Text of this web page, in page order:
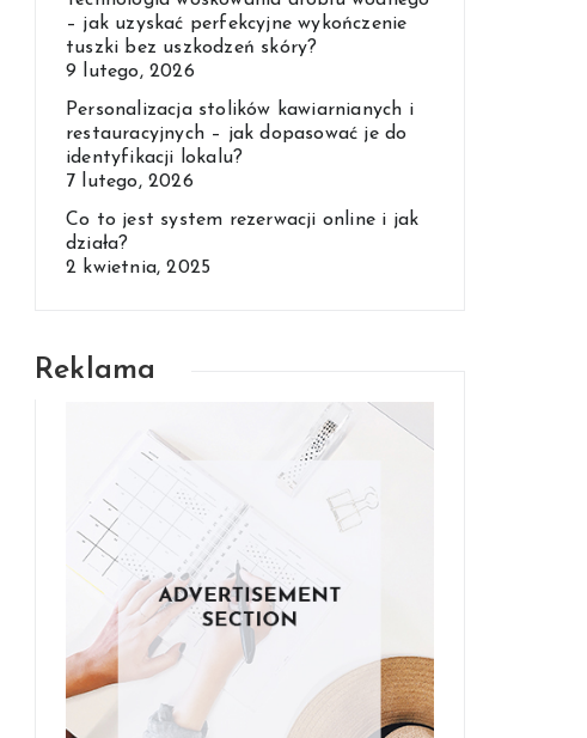
– jak uzyskać perfekcyjne wykończenie
tuszki bez uszkodzeń skóry?
9 lutego, 2026
Personalizacja stolików kawiarnianych i
restauracyjnych – jak dopasować je do
identyfikacji lokalu?
7 lutego, 2026
Co to jest system rezerwacji online i jak
działa?
2 kwietnia, 2025
Reklama